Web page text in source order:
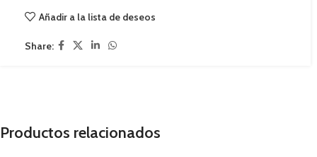
Añadir a la lista de deseos
Share:
Productos relacionados